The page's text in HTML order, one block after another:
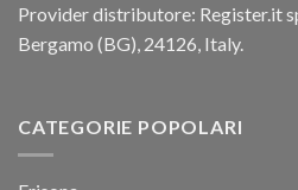
Provider distributore: Register.it
Bergamo (BG), 24126, Italy.
CATEGORIE POPOLARI